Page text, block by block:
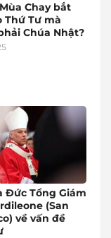
Chay bắt
Thứ Tư mà
Chúa Nhật?
Đức Tổng Giám
(San
về vấn đề